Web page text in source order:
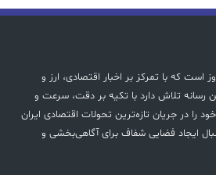
است که با تمرکز بر اخبار اقتصادی، ارز و
رسانه تلاش دارد با تکیه بر دقت، سرعت و
را در جریان تازه‌ترین تحولات اقتصادی ایران
ایجاد فضایی شفاف برای آگاهی‌بخشی و